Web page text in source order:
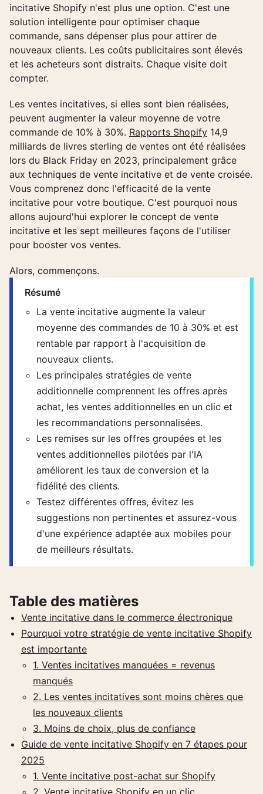
incitative Shopify n'est plus une option. C'est une
solution intelligente pour optimiser chaque
commande, sans dépenser plus pour attirer de
nouveaux clients. Les coûts publicitaires sont élevés
et les acheteurs sont distraits. Chaque visite doit
compter.
Les ventes incitatives, si elles sont bien réalisées,
peuvent augmenter la valeur moyenne de votre
commande de 10% à 30%. Rapports Shopify 14,9
milliards de livres sterling de ventes ont été réalisées
lors du Black Friday en 2023, principalement grâce
aux techniques de vente incitative et de vente croisée.
Vous comprenez donc l'efficacité de la vente
incitative pour votre boutique. C'est pourquoi nous
allons aujourd'hui explorer le concept de vente
incitative et les sept meilleures façons de l'utiliser
pour booster vos ventes.
Alors, commençons.
Résumé
La vente incitative augmente la valeur
moyenne des commandes de 10 à 30% et est
rentable par rapport à l'acquisition de
nouveaux clients.
Les principales stratégies de vente
additionnelle comprennent les offres après
achat, les ventes additionnelles en un clic et
les recommandations personnalisées.
Les remises sur les offres groupées et les
ventes additionnelles pilotées par l'IA
améliorent les taux de conversion et la
fidélité des clients.
Testez différentes offres, évitez les
suggestions non pertinentes et assurez-vous
d'une expérience adaptée aux mobiles pour
de meilleurs résultats.
Table des matières
Vente incitative dans le commerce électronique
Pourquoi votre stratégie de vente incitative Shopify
est importante
1. Ventes incitatives manquées = revenus
manqués
2. Les ventes incitatives sont moins chères que
les nouveaux clients
3. Moins de choix, plus de confiance
Guide de vente incitative Shopify en 7 étapes pour
2025
1. Vente incitative post-achat sur Shopify